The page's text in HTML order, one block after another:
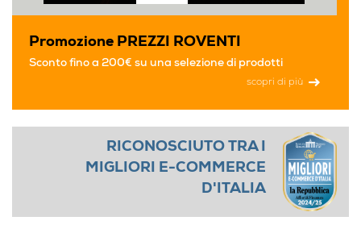
Promozione PREZZI ROVENTI
Sconto fino a 200€ su una selezione di prodotti
scopri di più
RICONOSCIUTO TRA I
MIGLIORI E-COMMERCE
D'ITALIA